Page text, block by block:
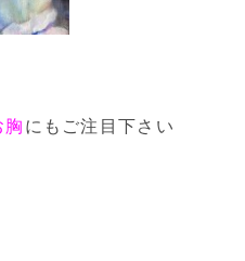
にもご注目下さい